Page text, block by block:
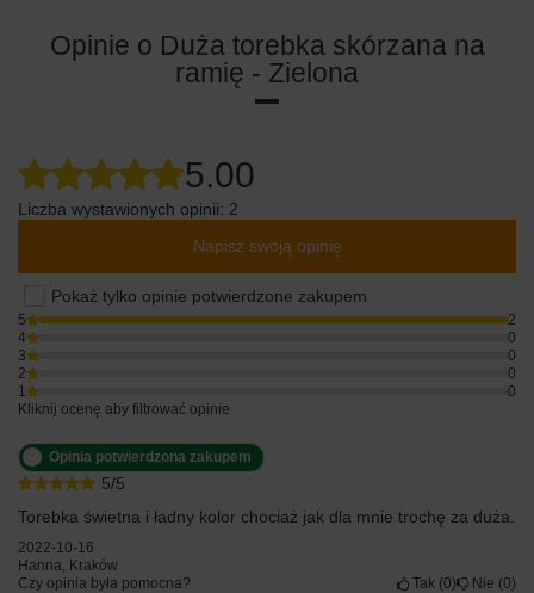
Opinie o Duża torebka skórzana na
ramię - Zielona
5.00
Liczba wystawionych opinii: 2
Napisz swoją opinię
Pokaż tylko opinie potwierdzone zakupem
5
2
4
0
3
0
2
0
1
0
Kliknij ocenę aby filtrować opinie
5/5
Opinia potwierdzona zakupem
Torebka świetna i ładny kolor chociaż jak dla mnie trochę za duża.
2022-10-16
Hanna, Kraków
Czy opinia była pomocna?
Tak 0 Nie 0